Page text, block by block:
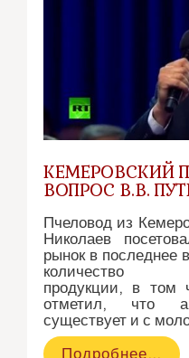
КЕМЕРОВСКИЙ
ВОПРОС В.В.
Пчеловод из
Николаев
рынок в последнее
количество
продукции, в том
отметил, что
существует и с
Кемеровский
Подробнее…